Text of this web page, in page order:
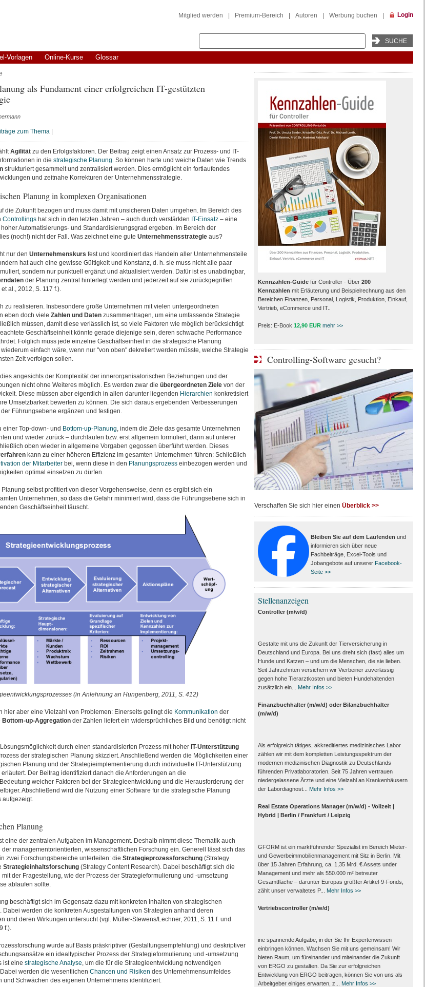
Mitglied werden Premium-Bereich Autoren Werbung buchen Login
Vorlagen Online-Kurse Glossar
als Fundament einer erfolgreichen IT-gestützten
zum Thema
Agilität zu den Erfolgsfaktoren. Der Beitrag zeigt einen Ansatz zur Prozess- und IT-
in die strategische Planung. So können harte und weiche Daten wie Trends
strukturiert gesammelt und zentralisiert werden. Dies ermöglicht ein fortlaufendes
und zeitnahe Korrekturen der Unternehmensstrategie.
Planung in komplexen Organisationen
die Zukunft bezogen und muss damit mit unsicheren Daten umgehen. Im Bereich des
Controllingshat sich in den letzten Jahren – auch durch verstärkten IT-Einsatz– eine
Automatisierungs- und Standardisierungsgrad ergeben. Im Bereich der
(noch!) nicht der Fall. Was zeichnet eine gute Unternehmensstrategieaus?
nur den Unternehmenskurs fest und koordiniert das Handeln aller Unternehmensteile
hat auch eine gewisse Gültigkeit und Konstanz, d. h. sie muss nicht alle paar
sondern nur punktuell ergänzt und aktualisiert werden. Dafür ist es unabdingbar,
der Planung zentral hinterlegt werden und jederzeit auf sie zurückgegriffen
al., 2012, S. 117 f.).
zu realisieren. Insbesondere große Unternehmen mit vielen untergeordneten
eben doch viele Zahlen und Datenzusammentragen, um eine umfassende Strategie
müssen, damit diese verlässlich ist, so viele Faktoren wie möglich berücksichtigt
Geschäftseinheit könnte gerade diejenige sein, deren schwache Performance
Folglich muss jede einzelne Geschäftseinheit in die strategische Planung
einfach wäre, wenn nur "von oben" dekretiert werden müsste, welche Strategie
Zeit verfolgen sollen.
angesichts der Komplexität der innerorganisatorischen Beziehungen und der
nicht ohne Weiteres möglich. Es werden zwar die übergeordneten Zielevon der
Diese müssen aber eigentlich in allen darunter liegenden Hierarchien konkretisiert
Umsetzbarkeit bewerten zu können. Die sich daraus ergebenden Verbesserungen
Führungsebene ergänzen und festigen.
einer Top-down- und Bottom-up-Planung, indem die Ziele das gesamte Unternehmen
und wieder zurück – durchlaufen bzw. erst allgemein formuliert, dann auf unterer
oben wieder in allgemeine Vorgaben gegossen überführt werden. Dieses
kann zu einer höheren Effizienz im gesamten Unternehmen führen: Schließlich
der Mitarbeiterbei, wenn diese in den Planungsprozesseinbezogen werden und
optimal einsetzen zu dürfen.
selbst profitiert von dieser Vorgehensweise, denn es ergibt sich ein
Unternehmen, so dass die Gefahr minimiert wird, dass die Führungsebene sich in
Geschäftseinheit täuscht.
(in Anlehnung an Hungenberg, 2011, S. 412)
hier aber eine Vielzahl von Problemen: Einerseits gelingt die Kommunikation der
Bottom-up-Aggregationder Zahlen liefert ein widersprüchliches Bild und benötigt nicht
durch einen standardisierten Prozess mit hoher IT-Unterstützung
der strategischen Planung skizziert. Anschließend werden die Möglichkeiten einer
Planung und der Strategieimplementierung durch individuelle IT-Unterstützung
Der Beitrag identifiziert danach die Anforderungen an die
weicher Faktoren bei der Strategieentwicklung und die Herausforderung der
Abschließend wird die Nutzung einer Software für die strategische Planung
aufgezeigt.
Planung
eine der zentralen Aufgaben im Management. Deshalb nimmt diese Thematik auch
managementorientierten, wissenschaftlichen Forschung ein. Generell lässt sich das
zwei Forschungsbereiche unterteilen: die Strategieprozessforschung (Strategy
Strategieinhaltsforschung (Strategy Content Research). Dabei beschäftigt sich die
der Fragestellung, wie der Prozess der Strategieformulierung und -umsetzung
ablaufen sollte.
beschäftigt sich im Gegensatz dazu mit konkreten Inhalten von strategischen
. Dabei werden die konkreten Ausgestaltungen von Strategien anhand deren
und deren Wirkungen untersucht (vgl. Müller-Stewens/Lechner, 2011, S. 11 f. und
f.).
wurde auf Basis präskriptiver (Gestaltungsempfehlung) und deskriptiver
ein idealtypischer Prozess der Strategieformulierung und -umsetzung
ist eine strategische Analyse, um die für die Strategieentwicklung notwendigen
werden die wesentlichen Chancen und Risiken des Unternehmensumfeldes
und Schwächen des eigenen Unternehmens identifiziert.
Kennzahlen-Guidefür Controller - Über 200
Kennzahlen mit Erläuterung und Beispielrechnung aus den
Bereichen Finanzen, Personal, Logistik, Produktion, Einkauf,
Vertrieb, eCommerce und IT.
Preis: E-Book 12,90 EUR mehr >>
Controlling-Software gesucht?
Verschaffen Sie sich hier einen Überblick >>
Bleiben Sie auf dem Laufenden und
informieren sich über neue
Fachbeiträge, Excel-Tools und
Jobangebote auf unserer Facebook-
Seite >>
Stellenanzeigen
Controller (m/w/d)
Gestalte mit uns die Zukunft der Tierversicherung in
Deutschland und Europa. Bei uns dreht sich (fast) alles um
Hunde und Katzen – und um die Menschen, die sie lieben.
Seit Jahrzehnten versichern wir Vierbeiner zuverlässig
gegen hohe Tierarztkosten und bieten Hundehaltenden
zusätzlich ein...
Mehr Infos >>
Finanzbuchhalter (m/w/d) oder Bilanzbuchhalter
(m/w/d)
Als erfolgreich tätiges, akkreditiertes medizinisches Labor
zählen wir mit dem kompletten Leistungs­spektrum der
modernen medizinischen Diagnostik zu Deutschlands
führenden Privat­laboratorien. Seit 75 Jahren vertrauen
nieder­gelassene Ärzte und eine Vielzahl an Kranken­häusern
der Labor­diagnost...
Mehr Infos >>
Real Estate Operations Manager (m/w/d) - Vollzeit |
Hybrid | Berlin / Frankfurt / Leipzig
GFORM ist ein marktführender Spezialist im Bereich Mieter-
und Gewerbeimmobilienmanagement mit Sitz in Berlin. Mit
über 15 Jahren Erfahrung, ca. 1,35 Mrd. € Assets under
Management und mehr als 550.000 m² betreuter
Gesamtfläche – darunter Europas größter Artikel-9-Fonds,
zählt unser verwaltetes P...
Mehr Infos >>
Vertriebscontroller (m/w/d)
ine spannende Aufgabe, in der Sie Ihr Expertenwissen
einbringen können. Wachsen Sie mit uns gemeinsam! Wir
bieten Raum, um füreinander und miteinander die Zukunft
von ERGO zu gestalten. Da Sie zur erfolgreichen
Entwicklung von ERGO beitragen, können Sie von uns als
Arbeitgeber einiges erwarten, z...
Mehr Infos >>